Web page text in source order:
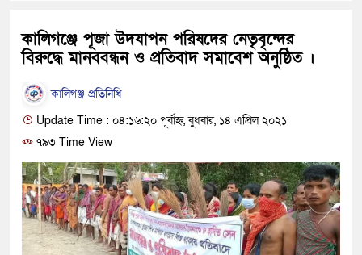
কালিগঞ্জে পূজা উদযাপন পরিষদের নেতৃবৃন্দের
বিরুদ্ধে মানববন্ধন ও প্রতিবাদ সমাবেশ অনুষ্ঠিত ।
কালিগঞ্জ প্রতিনিধি
Update Time : ০৪:১৬:২০ পূর্বাহ্ন, বুধবার, ১৪ এপ্রিল ২০২১
৭৯৩ Time View